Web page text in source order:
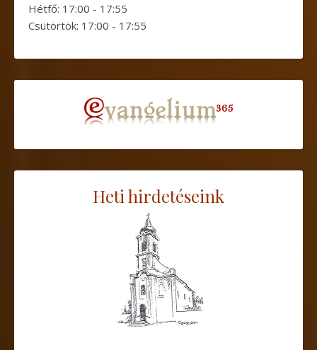
Hétfő: 17:00 - 17:55
Csütörtök: 17:00 - 17:55
Heti hirdetéseink